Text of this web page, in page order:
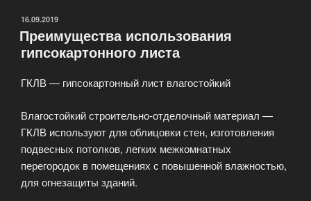
ОПУБЛИКОВАНО
16.09.2019
Преимущества использования
гипсокартонного листа
ГКЛВ — гипсокартонный лист влагостойкий
Влагостойкий строительно-отделочный материал —
ГКЛВ используют для облицовки стен, изготовления
подвесных потолков, легких межкомнатных
перегородок в помещениях с повышенной влажностью,
для огнезащиты зданий.